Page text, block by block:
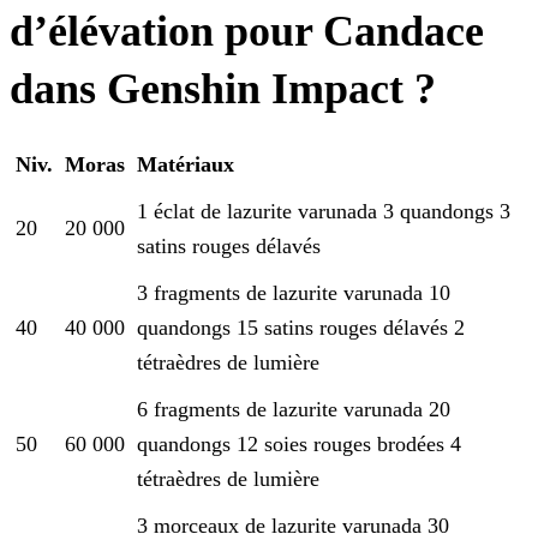
d’élévation pour Candace
dans Genshin Impact ?
Niv. Moras Matériaux
20 20 000
1 éclat de lazurite varunada 3 quandongs 3
satins rouges délavés
40 40 000
3 fragments de lazurite varunada 10
quandongs 15 satins rouges délavés 2
tétraèdres de lumière
50 60 000
6 fragments de lazurite varunada 20
quandongs 12 soies rouges brodées 4
tétraèdres de lumière
3 morceaux de lazurite varunada 30